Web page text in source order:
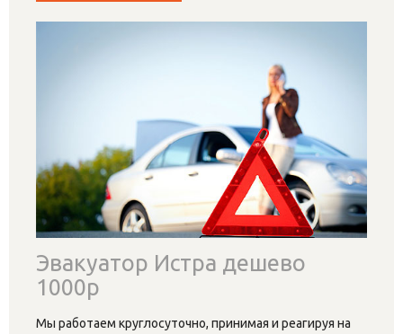
Эвакуатор Истра дешево
1000р
Мы работаем круглосуточно, принимая и реагируя на